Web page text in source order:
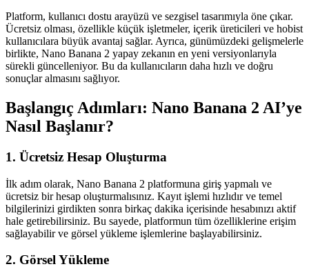
Platform, kullanıcı dostu arayüzü ve sezgisel tasarımıyla öne çıkar.
Ücretsiz olması, özellikle küçük işletmeler, içerik üreticileri ve hobist
kullanıcılara büyük avantaj sağlar. Ayrıca, günümüzdeki gelişmelerle
birlikte, Nano Banana 2 yapay zekanın en yeni versiyonlarıyla
sürekli güncelleniyor. Bu da kullanıcıların daha hızlı ve doğru
sonuçlar almasını sağlıyor.
Başlangıç Adımları: Nano Banana 2 AI’ye
Nasıl Başlanır?
1. Ücretsiz Hesap Oluşturma
İlk adım olarak, Nano Banana 2 platformuna giriş yapmalı ve
ücretsiz bir hesap oluşturmalısınız. Kayıt işlemi hızlıdır ve temel
bilgilerinizi girdikten sonra birkaç dakika içerisinde hesabınızı aktif
hale getirebilirsiniz. Bu sayede, platformun tüm özelliklerine erişim
sağlayabilir ve görsel yükleme işlemlerine başlayabilirsiniz.
2. Görsel Yükleme